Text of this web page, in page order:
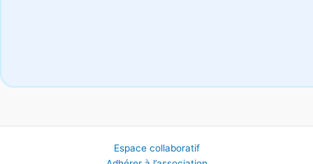
Espace collaboratif